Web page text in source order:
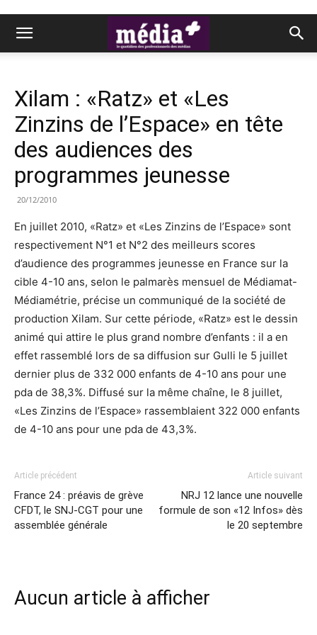
Xilam : «Ratz» et «Les
Zinzins de l’Espace» en tête
des audiences des
programmes jeunesse
20/12/2010
En juillet 2010, «Ratz» et «Les Zinzins de l’Espace» sont
respectivement N°1 et N°2 des meilleurs scores
d’audience des programmes jeunesse en France sur la
cible 4-10 ans, selon le palmarès mensuel de Médiamat-
Médiamétrie, précise un communiqué de la société de
production Xilam. Sur cette période, «Ratz» est le dessin
animé qui attire le plus grand nombre d’enfants : il a en
effet rassemblé lors de sa diffusion sur Gulli le 5 juillet
dernier plus de 332 000 enfants de 4-10 ans pour une
pda de 38,3%. Diffusé sur la même chaîne, le 8 juillet,
«Les Zinzins de l’Espace» rassemblaient 322 000 enfants
de 4-10 ans pour une pda de 43,3%.
Article précédent
France 24 : préavis de grève
CFDT, le SNJ-CGT pour une
assemblée générale
Article suivant
NRJ 12 lance une nouvelle
formule de son «12 Infos» dès
le 20 septembre
Aucun article à afficher